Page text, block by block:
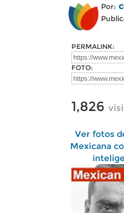
Por:
PERMALINK:
FOTO:
1,826
Ver fotos
Mexicana